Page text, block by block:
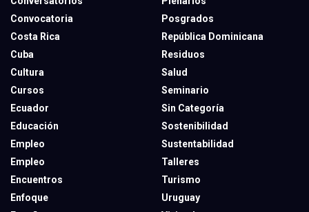
Convocatoria
Costa Rica
Cuba
Cultura
Cursos
Ecuador
Educación
Empleo
Empleo
Encuentros
Enfoque
Posgrados
República Dominicana
Residuos
Salud
Seminario
Sin Categoría
Sostenibilidad
Sustentabilidad
Talleres
Turismo
Uruguay